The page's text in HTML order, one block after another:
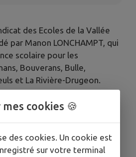
des Ecoles de la Vallée
par Manon LONCHAMPT, qui
scolaire pour les
Bouverans, Bulle,
et La Rivière-Drugeon.
est fixé à la mairie de
cookies 🍪
des cookies. Un cookie est
sur votre terminal